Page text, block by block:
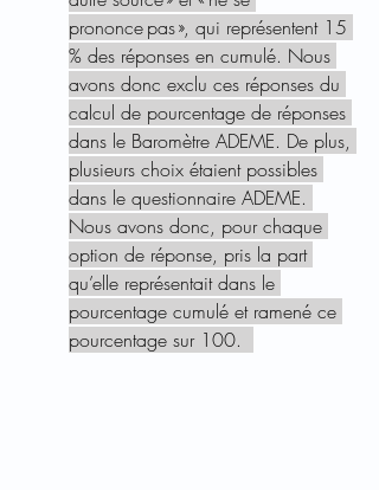
prononce pas », qui représentent 15
% des réponses en cumulé. Nous
avons donc exclu ces réponses du
calcul de pourcentage de réponses
dans le Baromètre ADEME. De plus,
plusieurs choix étaient possibles
dans le questionnaire ADEME.
Nous avons donc, pour chaque
option de réponse, pris la part
qu’elle représentait dans le
pourcentage cumulé et ramené ce
pourcentage sur 100.